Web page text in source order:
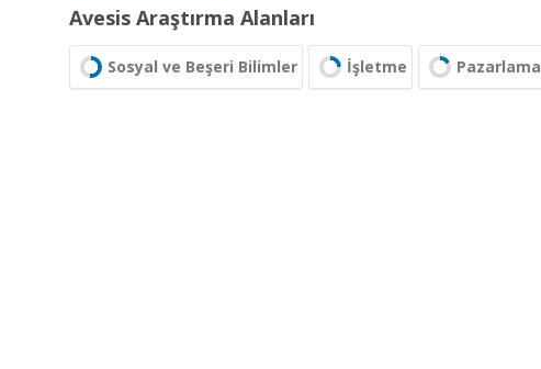
Avesis Araştırma Alanları
Sosyal ve Beşeri Bilimler İşletme Pazarlama